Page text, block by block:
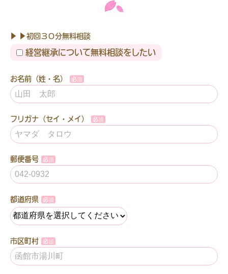
▶ ▶初回３０分無料相談
経営継承について無料相談をしたい
お名前（姓・名）
フリガナ（セイ・メイ）
郵便番号
都道府県
市区町村